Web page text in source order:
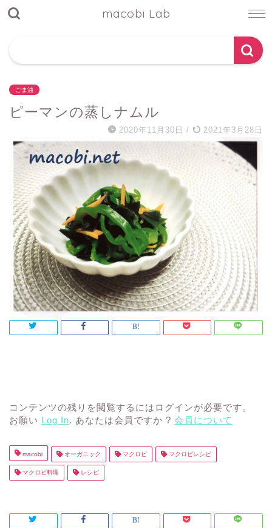
macobi Lab
ごま油
ピーマンの蒸しナムル
2020年11月30日 / 2021年3月28日
コンテンツの残りを閲覧するにはログインが必要です。
お願い Log In. あなたは会員ですか ? 会員について
macobi オーガニック マクロビ マクロビレシピ
マクロビ料理 レシピ